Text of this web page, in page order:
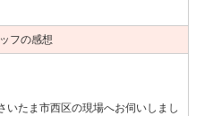
フの感想
いたま市西区の現場へお伺いしまし